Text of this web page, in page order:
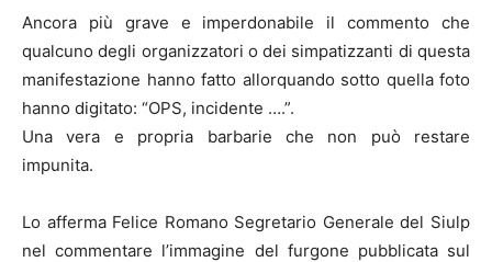
Ancora più grave e imperdonabile il commento che
qualcuno degli organizzatori o dei simpatizzanti di questa
manifestazione hanno fatto allorquando sotto quella foto
hanno digitato: “OPS, incidente ….”.
Una vera e propria barbarie che non può restare
impunita.
Lo afferma Felice Romano Segretario Generale del Siulp
nel commentare l’immagine del furgone pubblicata sul